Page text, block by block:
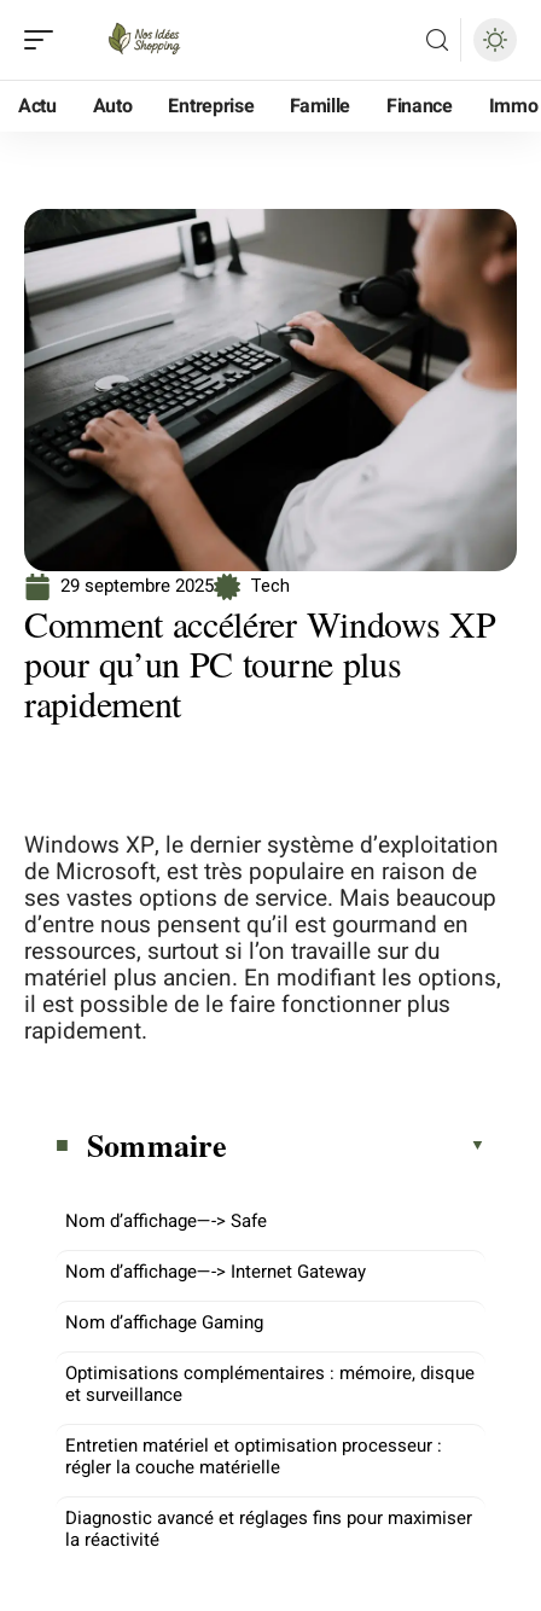
Actu Auto Entreprise Famille Finance Immo
29 septembre 2025 Tech
Comment accélérer Windows XP
pour qu’un PC tourne plus
rapidement
Windows XP, le dernier système d’exploitation
de Microsoft, est très populaire en raison de
ses vastes options de service. Mais beaucoup
d’entre nous pensent qu’il est gourmand en
ressources, surtout si l’on travaille sur du
matériel plus ancien. En modifiant les options,
il est possible de le faire fonctionner plus
rapidement.
Sommaire
Nom d’affichage—-> Safe
Nom d’affichage—-> Internet Gateway
Nom d’affichage Gaming
Optimisations complémentaires : mémoire, disque
et surveillance
Entretien matériel et optimisation processeur :
régler la couche matérielle
Diagnostic avancé et réglages fins pour maximiser
la réactivité